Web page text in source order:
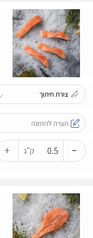
סלמון
טרי
-
כמות
של
סלמון
פרוס
ק"ג +